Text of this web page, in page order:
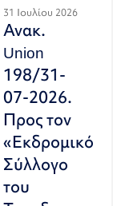
31 Ιουλίου 2026
Ανακ.
Union
198/31-
07-2026.
Προς τον
«Εκδρομικό
Σύλλογο
του